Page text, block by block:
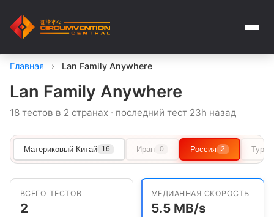
Главная › Lan Family Anywhere
Lan Family Anywhere
18 тестов в 2 странах · последний тест 23h назад
Материковый Китай 16 Иран 0 Россия 2
ВСЕГО ТЕСТОВ
2
МЕДИАННАЯ СКОРОСТЬ
5.5 MB/s